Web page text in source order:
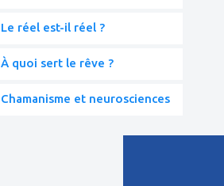
Le réel est-il réel ?
À quoi sert le rêve ?
Chamanisme et neurosciences